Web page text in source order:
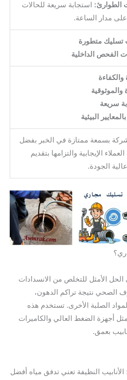
الطوارئ: استجابة سريعة للحالات
على مدار الساعة.
تسليك متطورة
الفحص الداخلية
والكفاءة
والموثوقية
سريعة
بالمعايير البيئية
بسمعة ممتازة في الخبر بفضل
الإيجابية والتزامها بتقديم
الجودة.
الأمثل للتخلص من الانسدادات
الصحي نتيجة تراكم الدهون،
الصلبة الأخرى. تستخدم هذه
أجهزة الضغط العالي والكاميرات
بعمق.
الأنابيب النظيفة تعني تدفق مياه أفضل